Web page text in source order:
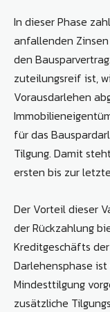
In dieser Phase
anfallenden
den
zuteilungsreif ist,
Vorausdarlehen
für das
Tilgung. Damit
ersten bis zur
Der Vorteil dieser
der Rückzahlung
Kreditgeschäfts
Darlehensphase
Mindesttilgung
zusätzliche